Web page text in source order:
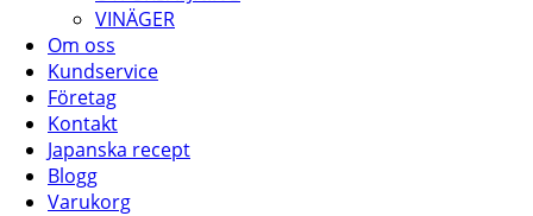
VINÄGER
Om oss
Kundservice
Företag
Kontakt
Japanska recept
Blogg
Varukorg